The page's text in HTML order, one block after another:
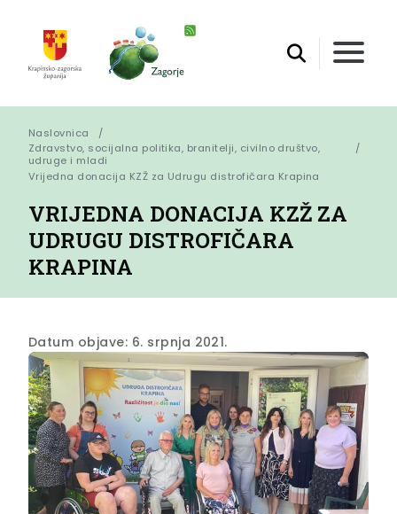
Naslovnica
Zdravstvo, socijalna politika, branitelji, civilno društvo,
udruge i mladi
Vrijedna donacija KZŽ za Udrugu distrofičara Krapina
VRIJEDNA DONACIJA KZŽ ZA
UDRUGU DISTROFIČARA
KRAPINA
Datum objave: 6. srpnja 2021.